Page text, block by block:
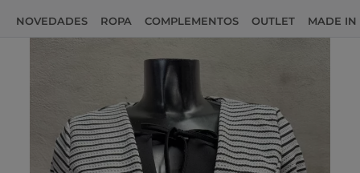
NOVEDADES ROPA COMPLEMENTOS OUTLET MADE IN